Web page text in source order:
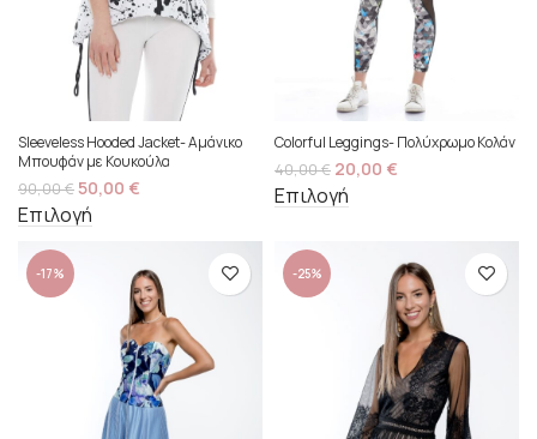
Sleeveless Hooded Jacket- Αμάνικο
Μπουφάν με Κουκούλα
90,00€50,00 €
Επιλογή
Colorful Leggings- Πολύχρωμο Κολάν
40,00€ 20,00 €
Επιλογή
-17% -25%